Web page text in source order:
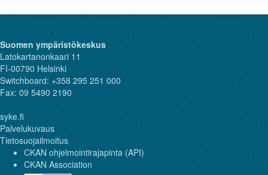
Suomen ympäristökeskus
Latokartanonkaari 11
FI-00790 Helsinki
Switchboard: +358 295 251 000
Fax: 09 5490 2190
syke.fi
Palvelukuvaus
Tietosuojailmoitus
CKAN ohjelmointirajapinta (API)
CKAN Association